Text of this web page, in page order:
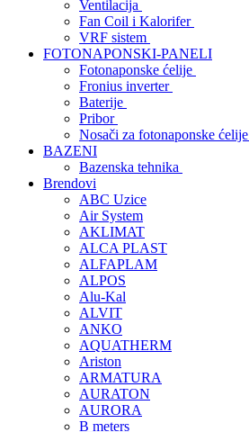
Ventilacija
Fan Coil i Kalorifer
VRF sistem
FOTONAPONSKI-PANELI
Fotonaponske ćelije
Fronius inverter
Baterije
Pribor
Nosači za fotonaponske ćelije
BAZENI
Bazenska tehnika
Brendovi
ABC Uzice
Air System
AKLIMAT
ALCA PLAST
ALFAPLAM
ALPOS
Alu-Kal
ALVIT
ANKO
AQUATHERM
Ariston
ARMATURA
AURATON
AURORA
B meters